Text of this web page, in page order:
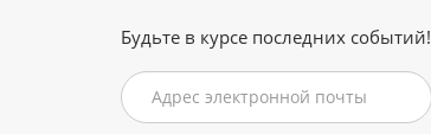
Будьте в курсе последних событий!